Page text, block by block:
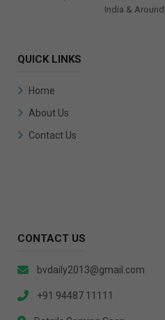
India &
QUICK LINKS
Home
About Us
Contact Us
CONTACT US
bvdaily2013@gmail.com
+91 94487 11111